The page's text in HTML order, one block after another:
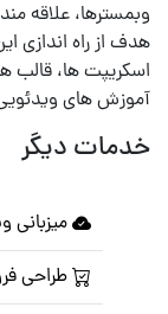
وبمسترها، علاقه
هدف از راه اندازی
اسکریپت ها، قالب
آموزش های ویدئویی
خدمات دیگر
میزبانی
طراحی